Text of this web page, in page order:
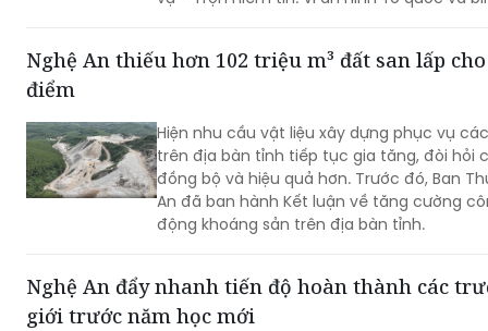
Nghệ An thiếu hơn 102 triệu m³ đất san lấp
điểm
Hiện nhu cầu vật liệu xây dựng phục vụ
trên địa bàn tỉnh tiếp tục gia tăng, đòi hỏi
đồng bộ và hiệu quả hơn. Trước đó, Ban
An đã ban hành Kết luận về tăng cường
động khoáng sản trên địa bàn tỉnh.
Nghệ An đẩy nhanh tiến độ hoàn thành các
giới trước năm học mới